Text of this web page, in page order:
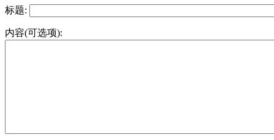
标题:
内容(可选项):